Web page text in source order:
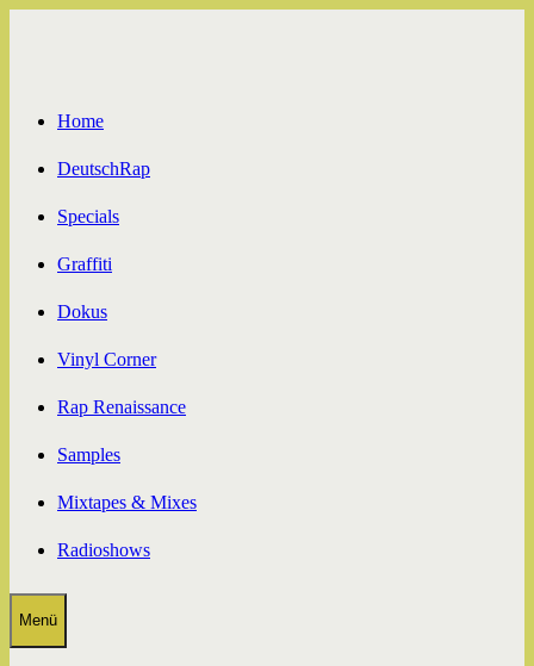
Home
DeutschRap
Specials
Graffiti
Dokus
Vinyl Corner
Rap Renaissance
Samples
Mixtapes & Mixes
Radioshows
Menü